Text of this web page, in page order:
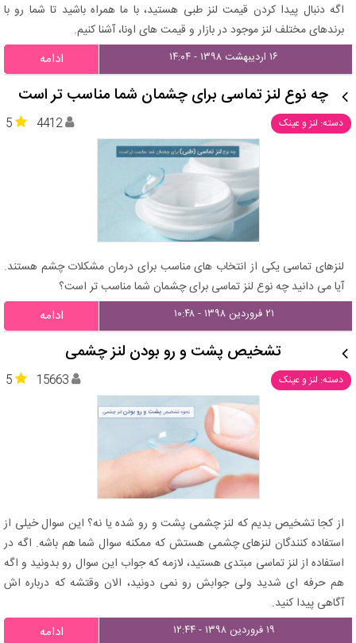
اگه دنبال پیدا کردن قیمت لنز طبی هستید، با ما همراه باشید تا شما رو با
برندهای مختلف لنز موجود در بازار و قیمت های اونا، آشنا کنیم.
۱۶ اردیبهشت ۱۳۹۸ - ۱۴:۰۴ ادامه
چه نوع لنز تماسی برای چشمان شما مناسب تر است
دسته: لنز و عینک 5 4412
لنزهای تماسی یکی از انتخاب های مناسب برای درمان مشکلات چشم هستند.
آیا می دانید چه نوع لنز تماسی برای چشمان شما مناسب تر است؟
۲۱ فروردین ۱۳۹۸ - ۱۰:۴۸ ادامه
تشخیص پشت و رو بودن لنز چشمی
دسته: لنز و عینک 5 15663
از کجا تشخیص بدیم که لنز چشمی پشت و رو شده یا نه؟ این سوال خیلی از
استفاده کنندگان لنزهای چشمی هستش که ممکنه سوال شما هم باشه. اگه در
استفاده از لنز تماسی مبتدی هستید، لازمه که جواب این سوال رو بدونید و اگه
هم حرفه ای شدید ولی جوابش رو نمی دونید، الان وقتشه که درباره اش
آگاهی پیدا کنید.
۱۹ فروردین ۱۳۹۸ - ۱۲:۴۴ ادامه